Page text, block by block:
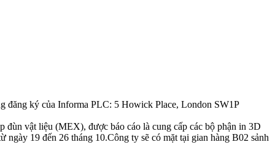
đăng ký của Informa PLC: 5 Howick Place, London SW1P
đùn vật liệu (MEX), được báo cáo là cung cấp các bộ phận in 3D
19 đến 26 tháng 10.Công ty sẽ có mặt tại gian hàng B02 sảnh